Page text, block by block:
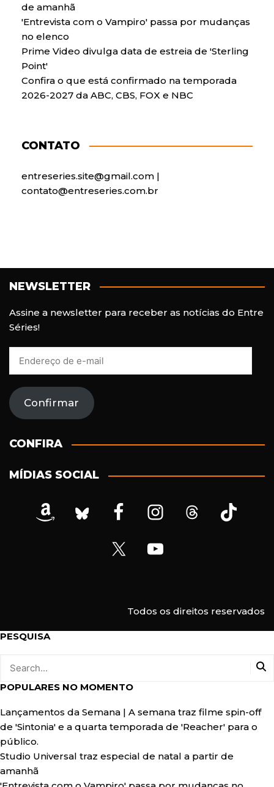
de amanhã
'Entrevista com o Vampiro' passa por mudanças
no elenco
Prime Video divulga data de estreia de 'Sterling
Point'
Confira o que está confirmado na temporada
2026-2027 da ABC, CBS, FOX e NBC
CONTATO
entreseries.site@gmail.com |
contato@entreseries.com.br
NEWSLETTER
Assine a newsletter para receber as notícias do Entre
Séries!
e
r
ç
d
Confirmar
CONFIRA
MÍDIAS SOCIAL
Todos os direitos reservados
PESQUISA
POPULARES NO MOMENTO
Lançamentos da Semana | A semana traz filme spin-off
de 'Sintonia' e a quarta temporada de 'Reacher' para o
público.
Studio Universal traz especial de natal a partir de
amanhã